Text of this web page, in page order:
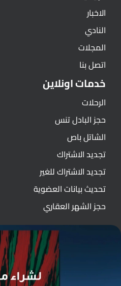
الاخبار
النادي
المجلات
اتصل بنا
خدمات اونلاين
الرحلات
حجز البادل تنس
الشاتل باص
تجديد الاشتراك
تجديد الاشتراك للغير
تحديث بيانات العضوية
حجز الشهر العقاري